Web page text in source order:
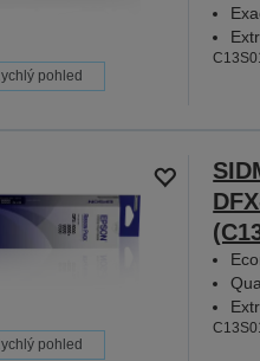
pohled
pohled